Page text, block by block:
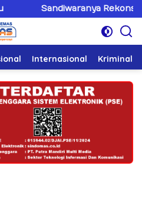
Rekonsiliasi Hotman
Internasional Kriminal